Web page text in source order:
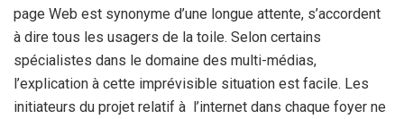
page Web est synonyme d’une longue attente, s’accordent
à dire tous les usagers de la toile. Selon certains
spécialistes dans le domaine des multi-médias,
l’explication à cette imprévisible situation est facile. Les
initiateurs du projet relatif à l’internet dans chaque foyer ne